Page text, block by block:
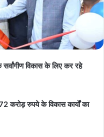
सर्वांगीण विकास के लिए कर रहे
करोड़ रुपये के विकास कार्यों का